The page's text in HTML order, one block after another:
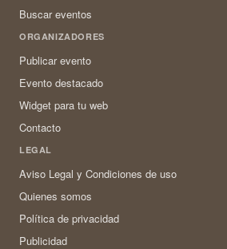
Buscar eventos
ORGANIZADORES
Publicar evento
Evento destacado
Widget para tu web
Contacto
LEGAL
Aviso Legal y Condiciones de uso
Quienes somos
Política de privacidad
Publicidad